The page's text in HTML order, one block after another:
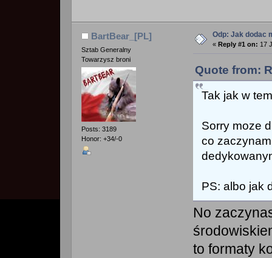
BartBear_[PL]
Sztab Generalny
Towarzysz broni
Posts: 3189
Honor: +34/-0
Odp: Jak dodac
« Reply #1 on: 17
Quote from:
Tak jak w
Sorry moze
co
PS: albo jak
No
to formaty